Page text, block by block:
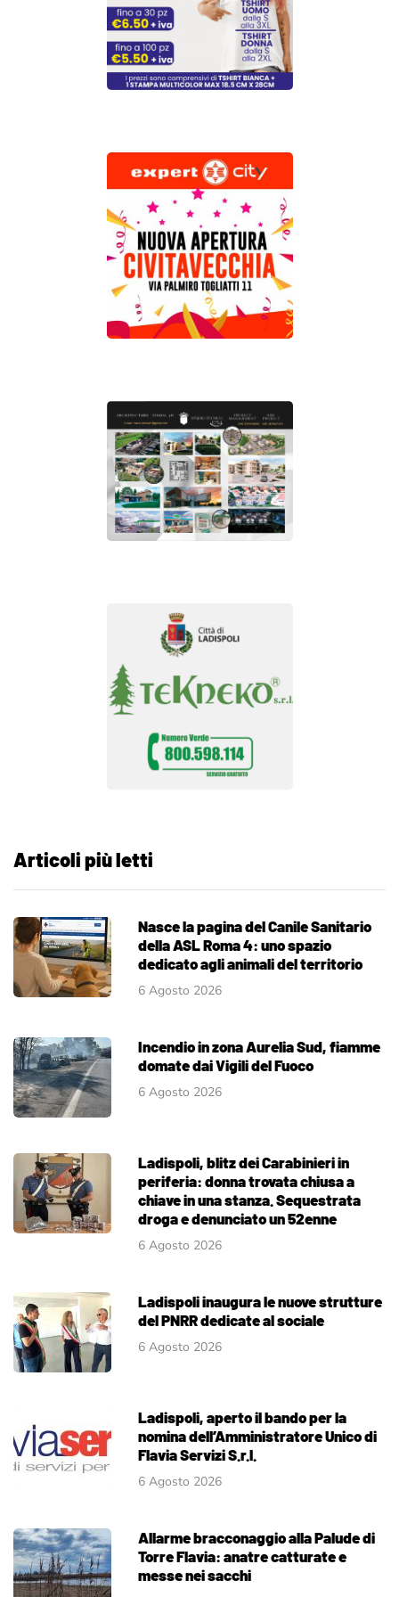
Articoli più letti
Nasce la pagina del Canile Sanitario
della ASL Roma 4: uno spazio
dedicato agli animali del territorio
6 Agosto 2026
Incendio in zona Aurelia Sud, fiamme
domate dai Vigili del Fuoco
6 Agosto 2026
Ladispoli, blitz dei Carabinieri in
periferia: donna trovata chiusa a
chiave in una stanza. Sequestrata
droga e denunciato un 52enne
6 Agosto 2026
Ladispoli inaugura le nuove strutture
del PNRR dedicate al sociale
6 Agosto 2026
Ladispoli, aperto il bando per la
nomina dell’Amministratore Unico di
Flavia Servizi S.r.l.
6 Agosto 2026
Allarme bracconaggio alla Palude di
Torre Flavia: anatre catturate e
messe nei sacchi